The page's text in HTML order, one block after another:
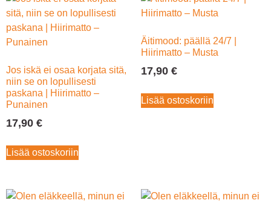
Jos iskä ei osaa korjata sitä,
niin se on lopullisesti
paskana | Hiirimatto –
Punainen
17,90 €
Lisää ostoskoriin
Äitimood: päällä 24/7 |
Hiirimatto – Musta
17,90 €
Lisää ostoskoriin